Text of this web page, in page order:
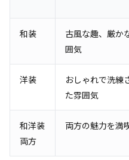
和装
古風な趣、厳か
囲気
洋装
おしゃれで洗練
た雰囲気
和洋装
両方
両方の魅力を満